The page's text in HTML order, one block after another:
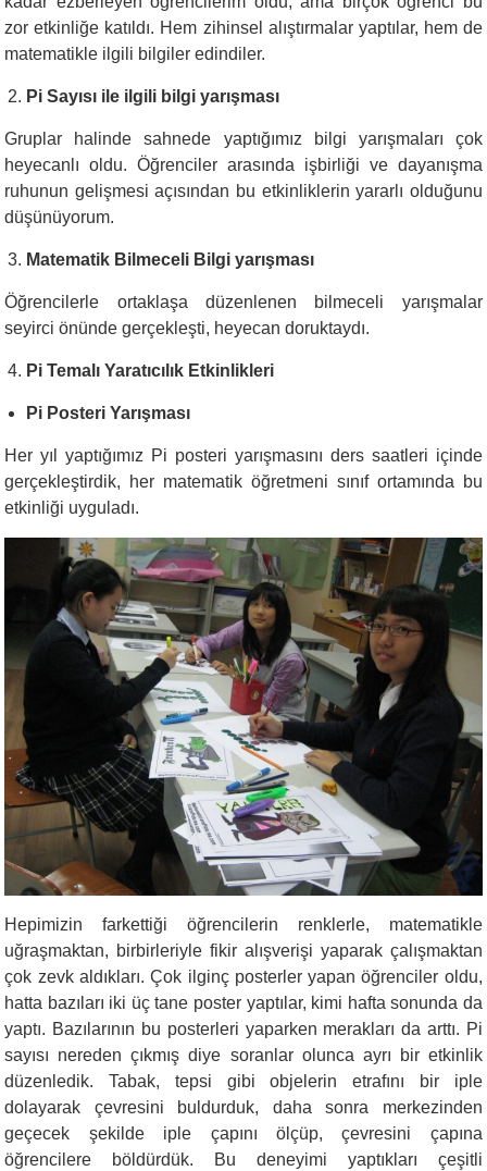
zor etkinliğe katıldı. Hem zihinsel alıştırmalar yaptılar, hem de
matematikle ilgili bilgiler edindiler.
Pi Sayısı ile ilgili bilgi yarışması
Gruplar halinde sahnede yaptığımız bilgi yarışmaları çok
heyecanlı oldu. Öğrenciler arasında işbirliği ve dayanışma
ruhunun gelişmesi açısından bu etkinliklerin yararlı olduğunu
düşünüyorum.
Matematik Bilmeceli Bilgi yarışması
Öğrencilerle ortaklaşa düzenlenen bilmeceli yarışmalar
seyirci önünde gerçekleşti, heyecan doruktaydı.
Pi Temalı Yaratıcılık Etkinlikleri
Pi Posteri Yarışması
Her yıl yaptığımız Pi posteri yarışmasını ders saatleri içinde
gerçekleştirdik, her matematik öğretmeni sınıf ortamında bu
etkinliği uyguladı.
Hepimizin farkettiği öğrencilerin renklerle, matematikle
uğraşmaktan, birbirleriyle fikir alışverişi yaparak çalışmaktan
çok zevk aldıkları. Çok ilginç posterler yapan öğrenciler oldu,
hatta bazıları iki üç tane poster yaptılar, kimi hafta sonunda da
yaptı. Bazılarının bu posterleri yaparken merakları da arttı. Pi
sayısı nereden çıkmış diye soranlar olunca ayrı bir etkinlik
düzenledik. Tabak, tepsi gibi objelerin etrafını bir iple
dolayarak çevresini buldurduk, daha sonra merkezinden
geçecek şekilde iple çapını ölçüp, çevresini çapına
öğrencilere böldürdük. Bu deneyimi yaptıkları çeşitli